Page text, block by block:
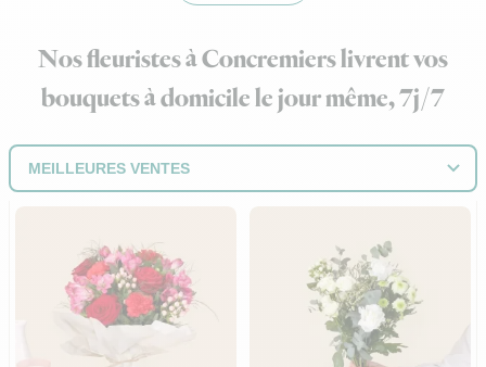
Nos fleuristes à Concremiers livrent vos
bouquets à domicile le jour même, 7j/7